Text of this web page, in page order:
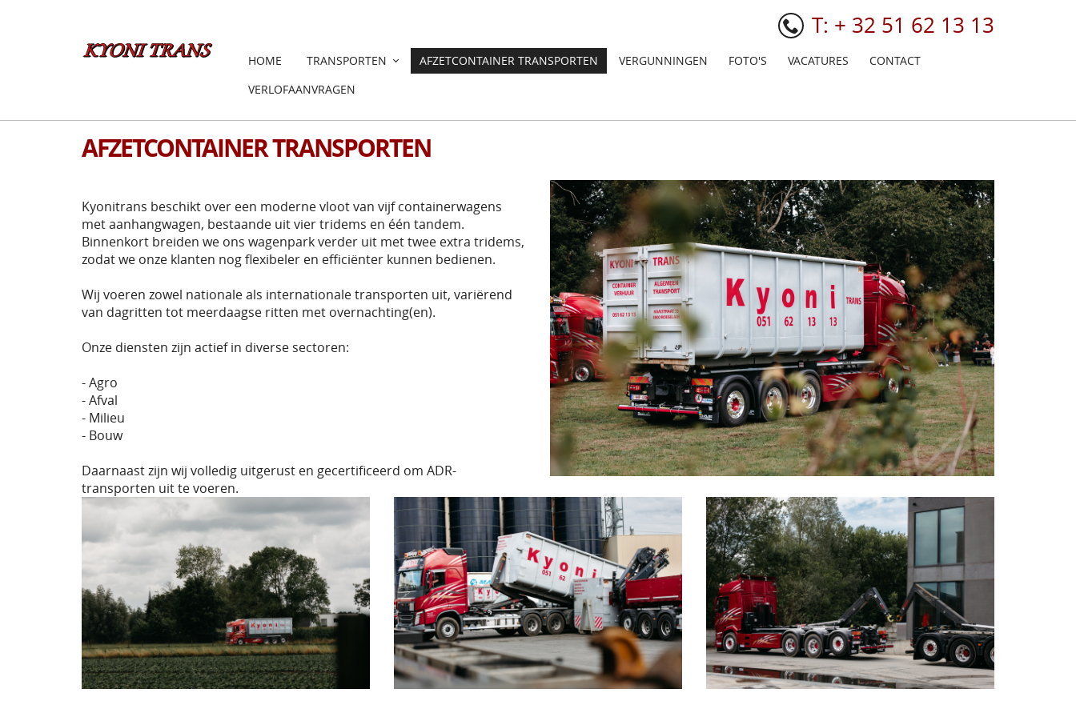
T: + 32 51 62 13 13
HOME TRANSPORTEN AFZETCONTAINER TRANSPORTEN VERGUNNINGEN FOTO'S VACATURES
CONTACT
VERLOFAANVRAGEN
AFZETCONTAINER TRANSPORTEN
Kyonitrans beschikt over een moderne vloot van vijf containerwagens
met aanhangwagen, bestaande uit vier tridems en één tandem.
Binnenkort breiden we ons wagenpark verder uit met twee extra tridems,
zodat we onze klanten nog flexibeler en efficiënter kunnen bedienen.
Wij voeren zowel nationale als internationale transporten uit, variërend
van dagritten tot meerdaagse ritten met overnachting(en).
Onze diensten zijn actief in diverse sectoren:
- Agro
- Afval
- Milieu
- Bouw
Daarnaast zijn wij volledig uitgerust en gecertificeerd om ADR-
transporten uit te voeren.